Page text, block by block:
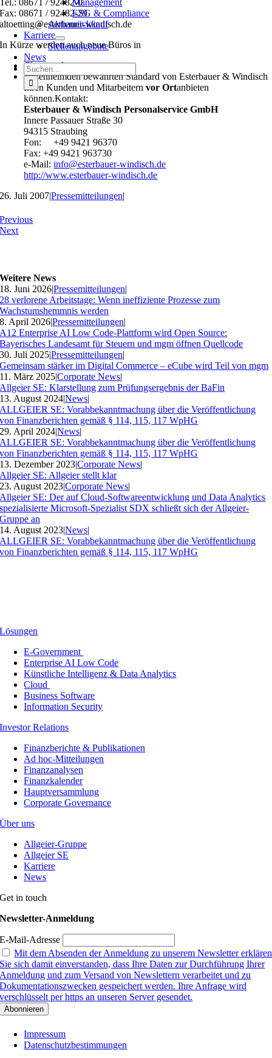
Management
ESG & Compliance
Aktienrückkauf
Karriere
Stellenangebote
News
Suche
nach:
Tel.: 08671 / 92482-0
Fax: 08671 / 92482-29
altoetting@esterbauer-windisch.de
In Kürze werden auch neue Büros in
Cham und
Rosenheimden bewährten Standard von Esterbauer & Windisch
Ihren Kunden und Mitarbeiternvor Ortanbieten
können.Kontakt:
Esterbauer & Windisch Personalservice GmbH
Innere Passauer Straße 30
94315 Straubing
Fon:
+49 9421 96370
Fax: +49 9421 963730
e-Mail:info@esterbauer-windisch.de
http://www.esterbauer-windisch.de
26. Juli 2007|Pressemitteilungen|
Previous
Next
Weitere News
18. Juni 2026|Pressemitteilungen|
28 verlorene Arbeitstage: Wenn ineffiziente Prozesse zum
Wachstumshemmnis werden
8. April 2026|Pressemitteilungen|
A12 Enterprise AI Low Code-Plattform wird Open Source:
Bayerisches Landesamt für Steuern und mgm öffnen Quellcode
30. Juli 2025|Pressemitteilungen|
Gemeinsam stärker im Digital Commerce – eCube wird Teil von mgm
11. März 2025|Corporate News|
Allgeier SE: Klarstellung zum Prüfungsergebnis der BaFin
13. August 2024|News|
ALLGEIER SE: Vorabbekanntmachung über die Veröffentlichung
von Finanzberichten gemäß § 114, 115, 117 WpHG
29. April 2024|News|
ALLGEIER SE: Vorabbekanntmachung über die Veröffentlichung
von Finanzberichten gemäß § 114, 115, 117 WpHG
13. Dezember 2023|Corporate News|
Allgeier SE: Allgeier stellt klar
23. August 2023|Corporate News|
Allgeier SE: Der auf Cloud-Softwareentwicklung und Data Analytics
spezialisierte Microsoft-Spezialist SDX schließt sich der Allgeier-
Gruppe an
14. August 2023|News|
ALLGEIER SE: Vorabbekanntmachung über die Veröffentlichung
von Finanzberichten gemäß § 114, 115, 117 WpHG
Lösungen
E-Government
Enterprise AI Low Code
Künstliche Intelligenz & Data Analytics
Cloud
Business Software
Information Security
Investor Relations
Finanzberichte & Publikationen
Ad hoc-Mitteilungen
Finanzanalysen
Finanzkalender
Hauptversammlung
Corporate Governance
Über uns
Allgeier-Gruppe
Allgeier SE
Karriere
News
Get in touch
Newsletter-Anmeldung
E-Mail-Adresse
Mit dem Absenden der Anmeldung zu unserem Newsletter erklären
Sie sich damit einverstanden, dass Ihre Daten zur Durchführung Ihrer
Anmeldung und zum Versand von Newslettern verarbeitet und zu
Dokumentationszwecken gespeichert werden. Ihre Anfrage wird
verschlüsselt per https an unseren Server gesendet.
Impressum
Datenschutzbestimmungen